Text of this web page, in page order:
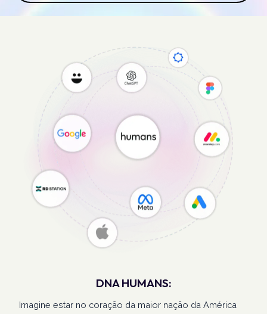
DNA HUMANS:
Imagine estar no coração da maior nação da América